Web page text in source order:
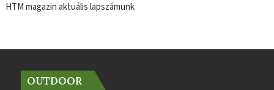
HTM magazin aktuális lapszámunk
OUTDOOR